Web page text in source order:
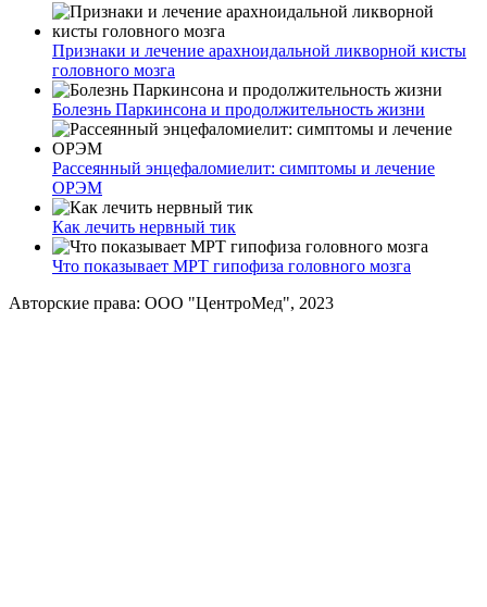
Признаки и лечение арахноидальной ликворной кисты
головного мозга
Болезнь Паркинсона и продолжительность жизни
Рассеянный энцефаломиелит: симптомы и лечение
ОРЭМ
Как лечить нервный тик
Что показывает МРТ гипофиза головного мозга
Авторские права: ООО "ЦентроМед", 2023